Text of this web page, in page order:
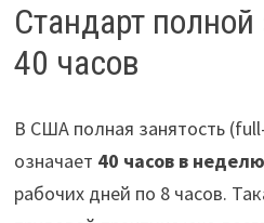
Стандарт
40 часов
В США полная занятость
означает 40 часов в неделю
рабочих дней по 8 часов.